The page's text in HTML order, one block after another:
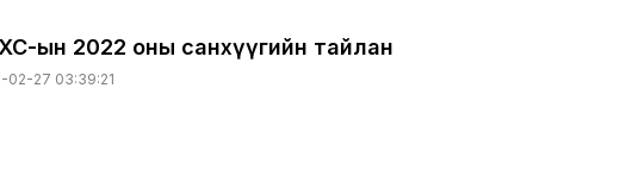
ын 2022 оны санхүүгийн тайлан
02-27 03:39:21